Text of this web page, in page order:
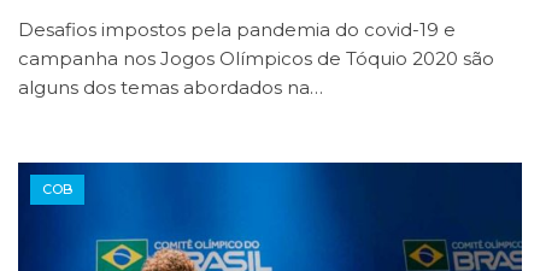
Desafios impostos pela pandemia do covid-19 e
campanha nos Jogos Olímpicos de Tóquio 2020 são
alguns dos temas abordados na…
COB